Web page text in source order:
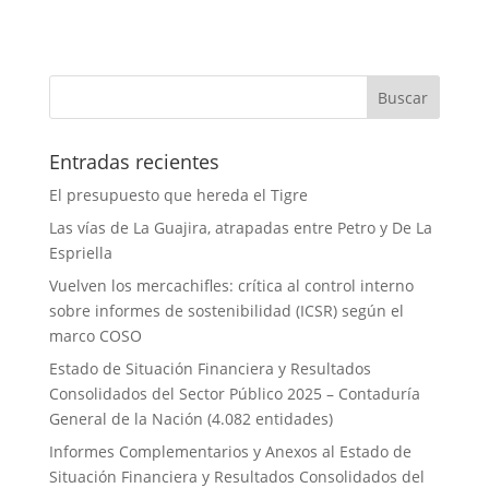
Entradas recientes
El presupuesto que hereda el Tigre
Las vías de La Guajira, atrapadas entre Petro y De La
Espriella
Vuelven los mercachifles: crítica al control interno
sobre informes de sostenibilidad (ICSR) según el
marco COSO
Estado de Situación Financiera y Resultados
Consolidados del Sector Público 2025 – Contaduría
General de la Nación (4.082 entidades)
Informes Complementarios y Anexos al Estado de
Situación Financiera y Resultados Consolidados del